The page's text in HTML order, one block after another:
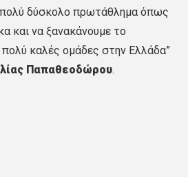
δύσκολο πρωτάθλημα όπως
και να ξανακάνουμε το
καλές ομάδες στην Ελλάδα”
Παπαθεοδώρου.